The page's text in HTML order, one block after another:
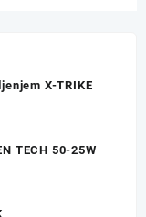
X-TRIKE
TECH 50-25W